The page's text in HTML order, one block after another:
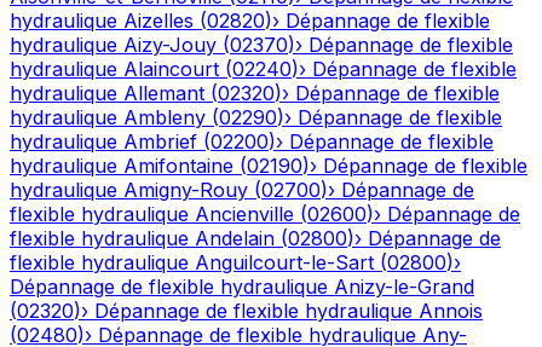
hydraulique Aizelles (02820)› Dépannage de flexible
hydraulique Aizy-Jouy (02370)› Dépannage de flexible
hydraulique Alaincourt (02240)› Dépannage de flexible
hydraulique Allemant (02320)› Dépannage de flexible
hydraulique Ambleny (02290)› Dépannage de flexible
hydraulique Ambrief (02200)› Dépannage de flexible
hydraulique Amifontaine (02190)› Dépannage de flexible
hydraulique Amigny-Rouy (02700)› Dépannage de
flexible hydraulique Ancienville (02600)› Dépannage de
flexible hydraulique Andelain (02800)› Dépannage de
flexible hydraulique Anguilcourt-le-Sart (02800)›
Dépannage de flexible hydraulique Anizy-le-Grand
(02320)› Dépannage de flexible hydraulique Annois
(02480)› Dépannage de flexible hydraulique Any-